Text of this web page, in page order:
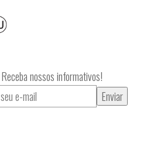
Receba nossos informativos!